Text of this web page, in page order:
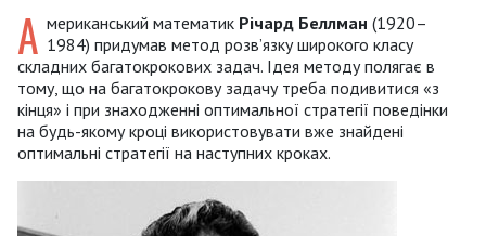
А мериканський математик Річард Беллман (1920–
1984) придумав метод розв’язку широкого класу
складних багатокрокових задач. Ідея методу полягає в
тому, що на багатокрокову задачу треба подивитися «з
кінця» і при знаходженні оптимальної стратегії поведінки
на будь-якому кроці використовувати вже знайдені
оптимальні стратегії на наступних кроках.